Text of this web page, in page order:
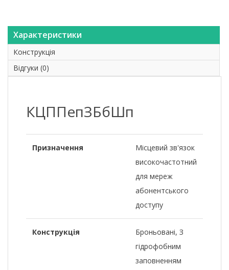
Характеристики
Конструкція
Відгуки (0)
КЦППепЗБбШп
Призначення
Місцевий зв'язок
високочастотний
для мереж
абонентського
доступу
Конструкція
Броньовані, З
гідрофобним
заповненням